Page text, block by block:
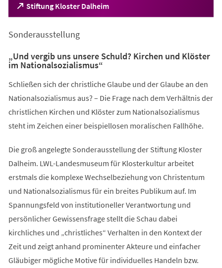
Stiftung Kloster Dalheim
(Öffnet
in
neuen
Sonderausstellung
„Und vergib uns unsere Schuld? Kirchen und Klöster
im Nationalsozialismus“
Schließen sich der christliche Glaube und der Glaube an den
Nationalsozialismus aus? – Die Frage nach dem Verhältnis der
christlichen Kirchen und Klöster zum Nationalsozialismus
steht im Zeichen einer beispiellosen moralischen Fallhöhe.
Die groß angelegte Sonderausstellung der Stiftung Kloster
Dalheim. LWL-Landesmuseum für Klosterkultur arbeitet
erstmals die komplexe Wechselbeziehung von Christentum
und Nationalsozialismus für ein breites Publikum auf. Im
Spannungsfeld von institutioneller Verantwortung und
persönlicher Gewissensfrage stellt die Schau dabei
kirchliches und „christliches“ Verhalten in den Kontext der
Zeit und zeigt anhand prominenter Akteure und einfacher
Gläubiger mögliche Motive für individuelles Handeln bzw.